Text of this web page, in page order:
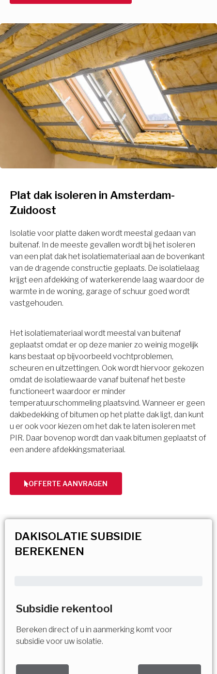
Plat dak isoleren in Amsterdam-
Zuidoost
Isolatie voor platte daken wordt meestal gedaan van
buitenaf. In de meeste gevallen wordt bij het isoleren
van een plat dak het isolatiemateriaal aan de bovenkant
van de dragende constructie geplaats. De isolatielaag
krijgt een afdekking of waterkerende laag waardoor de
warmte in de woning, garage of schuur goed wordt
vastgehouden.
Het isolatiemateriaal wordt meestal van buitenaf
geplaatst omdat er op deze manier zo weinig mogelijk
kans bestaat op bijvoorbeeld vochtproblemen,
scheuren en uitzettingen. Ook wordt hiervoor gekozen
omdat de isolatiewaarde vanaf buitenaf het beste
functioneert waardoor er minder
temperatuurschommeling plaatsvind. Wanneer er geen
dakbedekking of bitumen op het platte dak ligt, dan kunt
u er ook voor kiezen om het dak te laten isoleren met
PIR. Daar bovenop wordt dan vaak bitumen geplaatst of
een andere afdekkingsmateriaal.
OFFERTE AANVRAGEN
DAKISOLATIE SUBSIDIE
BEREKENEN
Subsidie rekentool
Bereken direct of u in aanmerking komt voor
subsidie voor uw isolatie.